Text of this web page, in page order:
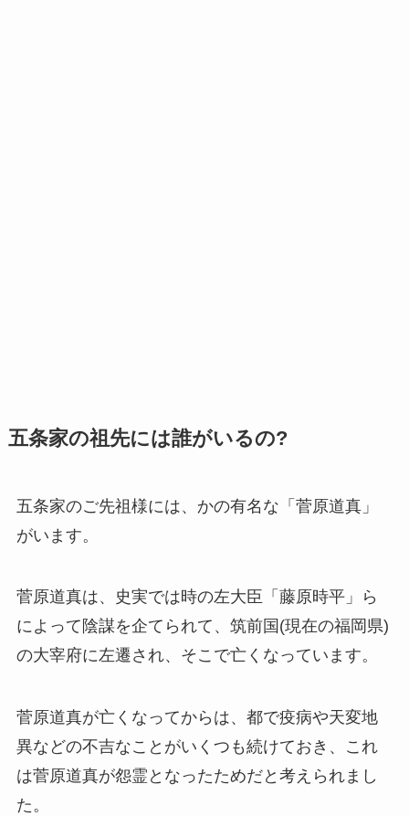
五条家の祖先には誰がいるの?
五条家のご先祖様には、かの有名な「菅原道真」
がいます。
菅原道真は、史実では時の左大臣「藤原時平」ら
によって陰謀を企てられて、筑前国(現在の福岡県)
の大宰府に左遷され、そこで亡くなっています。
菅原道真が亡くなってからは、都で疫病や天変地
異などの不吉なことがいくつも続けておき、これ
は菅原道真が怨霊となったためだと考えられまし
た。